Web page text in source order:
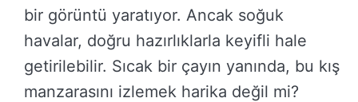
bir görüntü yaratıyor. Ancak soğuk
havalar, doğru hazırlıklarla keyifli hale
getirilebilir. Sıcak bir çayın yanında, bu kış
manzarasını izlemek harika değil mi?